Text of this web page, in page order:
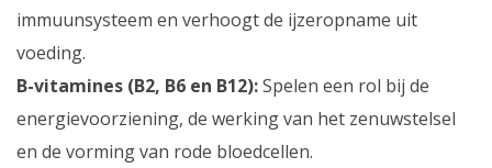
immuunsysteem en verhoogt de ijzeropname uit
voeding.
B-vitamines (B2, B6 en B12):Spelen een rol bij de
energievoorziening, de werking van het zenuwstelsel
en de vorming van rode bloedcellen.